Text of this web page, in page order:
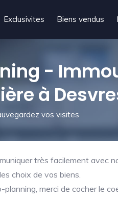
Exclusivites Biens vendus
-
à
vos visites
très facilement avec
choix de vos biens.
merci de cocher le